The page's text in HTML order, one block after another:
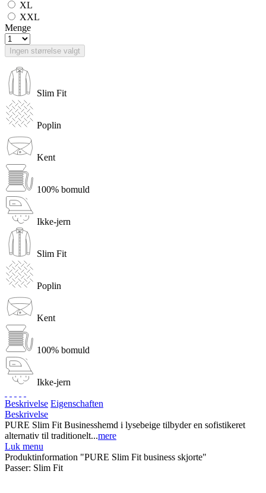
XL
XXL
Menge
Ingen størrelse valgt
Slim Fit
Poplin
Kent
100% bomuld
Ikke-jern
Slim Fit
Poplin
Kent
100% bomuld
Ikke-jern
Beskrivelse Eigenschaften
Beskrivelse
PURE Slim Fit Businesshemd i lysebeige tilbyder en sofistikeret
alternativ til traditionelt...mere
Luk menu
Produktinformation "PURE Slim Fit business skjorte"
Passer: Slim Fit